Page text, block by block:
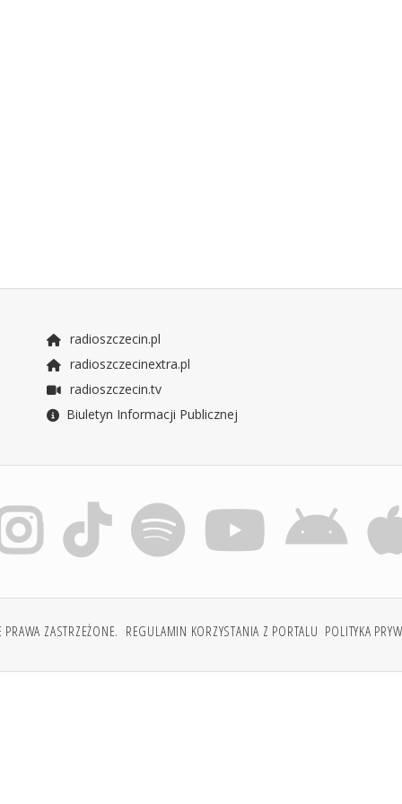
radioszczecin.pl
radioszczecinextra.pl
radioszczecin.tv
Biuletyn Informacji Publicznej
ZASTRZEŻONE. REGULAMIN KORZYSTANIA Z PORTALU POLITYKA